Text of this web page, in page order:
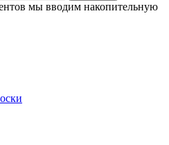
мы вводим накопительную